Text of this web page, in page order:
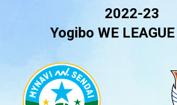
2022-23
Yogibo WE LEAGUE